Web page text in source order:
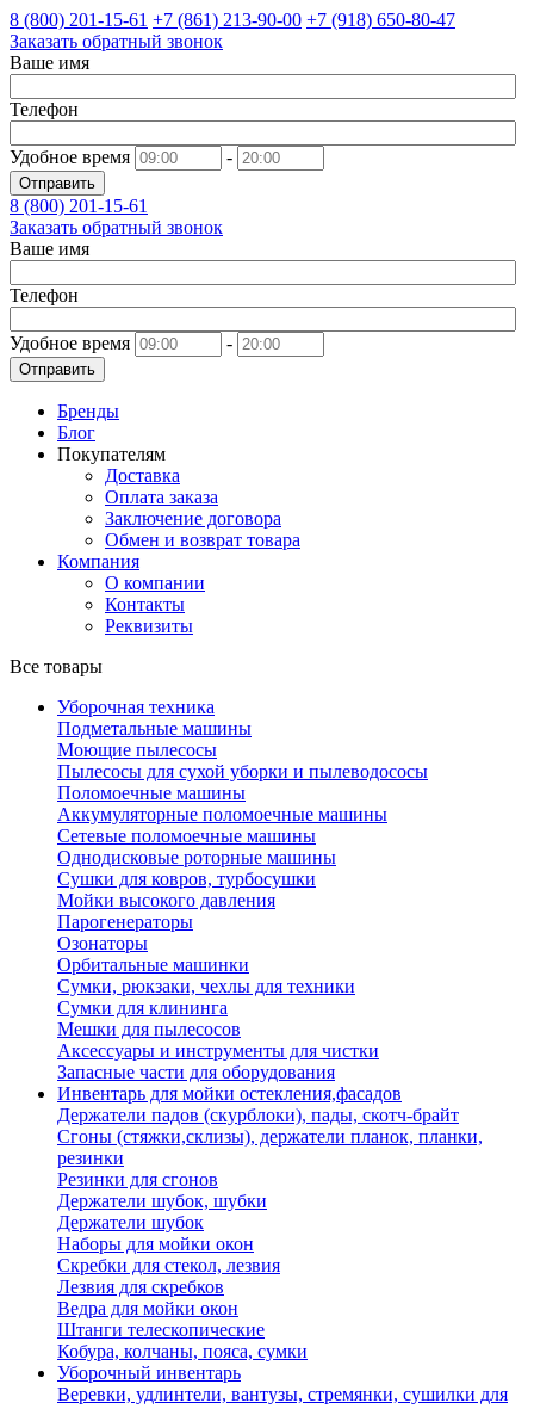
8 (800) 201-15-61 +7 (861) 213-90-00 +7 (918) 650-80-47
Заказать обратный звонок
Ваше имя
Телефон
Удобное время -
Отправить
8 (800) 201-15-61
Заказать обратный звонок
Ваше имя
Телефон
Удобное время -
Отправить
Бренды
Блог
Покупателям
Доставка
Оплата заказа
Заключение договора
Обмен и возврат товара
Компания
О компании
Контакты
Реквизиты
Все товары
Уборочная техника
Подметальные машины
Моющие пылесосы
Пылесосы для сухой уборки и пылеводососы
Поломоечные машины
Аккумуляторные поломоечные машины
Сетевые поломоечные машины
Однодисковые роторные машины
Сушки для ковров, турбосушки
Мойки высокого давления
Парогенераторы
Озонаторы
Орбитальные машинки
Сумки, рюкзаки, чехлы для техники
Сумки для клининга
Мешки для пылесосов
Аксессуары и инструменты для чистки
Запасные части для оборудования
Инвентарь для мойки остекления,фасадов
Держатели падов (скурблоки), пады, скотч-брайт
Сгоны (стяжки,склизы), держатели планок, планки,
резинки
Резинки для сгонов
Держатели шубок, шубки
Держатели шубок
Наборы для мойки окон
Скребки для стекол, лезвия
Лезвия для скребков
Ведра для мойки окон
Штанги телескопические
Кобура, колчаны, пояса, сумки
Уборочный инвентарь
Веревки, удлинтели, вантузы, стремянки, сушилки для